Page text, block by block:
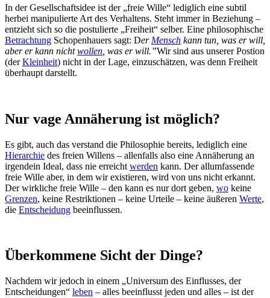
In der Gesellschaftsidee ist der „freie Wille“ lediglich eine subtil
herbei manipulierte Art des Verhaltens. Steht immer in Beziehung –
entzieht sich so die postulierte „Freiheit“ selber. Eine philosophische
Betrachtung Schopenhauers sagt: Der Mensch kann tun, was er will,
aber er kann nichtwollen , was er will.”Wir sind aus unserer Postion
(derKleinheit) nicht in der Lage, einzuschätzen, was denn Freiheit
überhaupt darstellt.
Nur vage Annäherung ist möglich?
Es gibt, auch das verstand die Philosophie bereits, lediglich eine
Hierarchie des freien Willens – allenfalls also eine Annäherung an
irgendein Ideal, dass nie erreicht werden kann. Der allumfassende
freie Wille aber, in dem wir existieren, wird von uns nicht erkannt.
Der wirkliche freie Wille – den kann es nur dort geben, wo keine
Grenzen, keine Restriktionen – keine Urteile – keine äußeren Werte,
die Entscheidung beeinflussen.
Überkommene Sicht der Dinge?
Nachdem wir jedoch in einem „Universum des Einflusses, der
Entscheidungen“ leben – alles beeinflusst jeden und alles – ist der